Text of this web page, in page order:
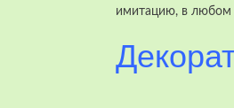
имитацию, в любом